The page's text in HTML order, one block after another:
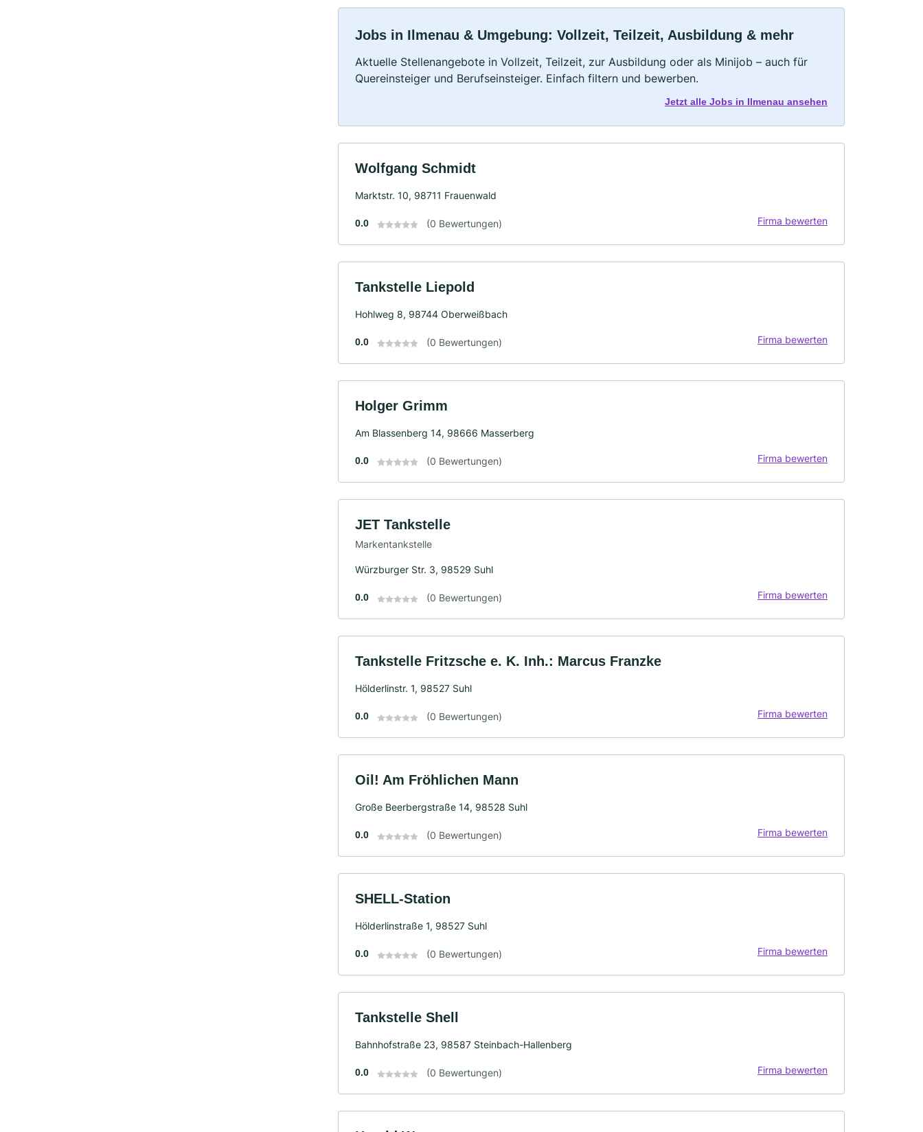
Jobs in Ilmenau & Umgebung: Vollzeit, Teilzeit, Ausbildung & mehr
Aktuelle Stellenangebote in Vollzeit, Teilzeit, zur Ausbildung oder als Minijob – auch für
Quereinsteiger und Berufseinsteiger. Einfach filtern und bewerben.
Jetzt alle Jobs in Ilmenau ansehen
Wolfgang Schmidt
Marktstr. 10, 98711 Frauenwald
0.0 (0 Bewertungen) Firma bewerten
Tankstelle Liepold
Hohlweg 8, 98744 Oberweißbach
0.0 (0 Bewertungen) Firma bewerten
Holger Grimm
Am Blassenberg 14, 98666 Masserberg
0.0 (0 Bewertungen) Firma bewerten
JET Tankstelle
Markentankstelle
Würzburger Str. 3, 98529 Suhl
0.0 (0 Bewertungen) Firma bewerten
Tankstelle Fritzsche e. K. Inh.: Marcus Franzke
Hölderlinstr. 1, 98527 Suhl
0.0 (0 Bewertungen) Firma bewerten
Oil! Am Fröhlichen Mann
Große Beerbergstraße 14, 98528 Suhl
0.0 (0 Bewertungen) Firma bewerten
SHELL-Station
Hölderlinstraße 1, 98527 Suhl
0.0 (0 Bewertungen) Firma bewerten
Tankstelle Shell
Bahnhofstraße 23, 98587 Steinbach-Hallenberg
0.0 (0 Bewertungen) Firma bewerten